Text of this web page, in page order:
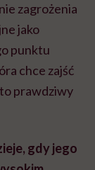
zagrożenia
jako
punktu
chce zajść
prawdziwy
gdy jego